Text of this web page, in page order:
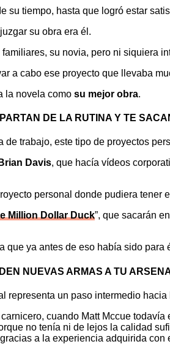
su tiempo, hasta que logró estar
su obra era él.
su novia, pero ni siquiera
a cabo ese proyecto que llevaba
la novela como su mejor obra.
DE LA RUTINA Y TE
de trabajo, este tipo de proyectos
Brian Davis, que hacía vídeos
personal donde pudiera tener
Million Dollar Duck”, que sacarán
que ya antes de eso había sido para
NUEVAS ARMAS A TU
representa un paso intermedio
cuando Matt Mccue
no tenía ni de lejos la calidad
a la experiencia adquirida con